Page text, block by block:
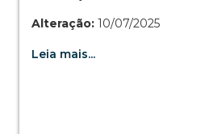
Alteração: 10/07/2025
Leia mais...